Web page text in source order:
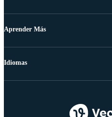
Aprender Más
Idiomas